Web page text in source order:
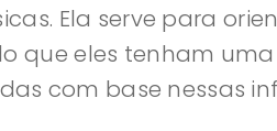
Ela serve para
que eles tenham
com base nessas